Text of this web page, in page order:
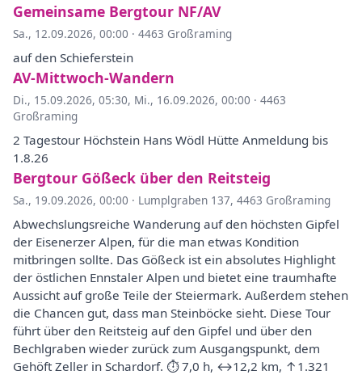
Gemeinsame Bergtour NF/AV
Sa., 12.09.2026, 00:00 · 4463 Großraming
auf den Schieferstein
AV-Mittwoch-Wandern
Di., 15.09.2026, 05:30, Mi., 16.09.2026, 00:00 · 4463
Großraming
2 Tagestour Höchstein Hans Wödl Hütte Anmeldung bis
1.8.26
Bergtour Gößeck über den Reitsteig
Sa., 19.09.2026, 00:00 · Lumplgraben 137, 4463 Großraming
Abwechslungsreiche Wanderung auf den höchsten Gipfel
der Eisenerzer Alpen, für die man etwas Kondition
mitbringen sollte. Das Gößeck ist ein absolutes Highlight
der östlichen Ennstaler Alpen und bietet eine traumhafte
Aussicht auf große Teile der Steiermark. Außerdem stehen
die Chancen gut, dass man Steinböcke sieht. Diese Tour
führt über den Reitsteig auf den Gipfel und über den
Bechlgraben wieder zurück zum Ausgangspunkt, dem
Gehöft Zeller in Schardorf. ⏱ 7,0 h, ↔︎12,2 km, ↑1.321